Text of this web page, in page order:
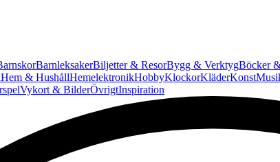
BarnleksakerBiljetter & ResorBygg & VerktygBöcker
Hem & HushållHemelektronikHobbyKlockorKläderKonst
Vykort & BilderÖvrigtInspiration